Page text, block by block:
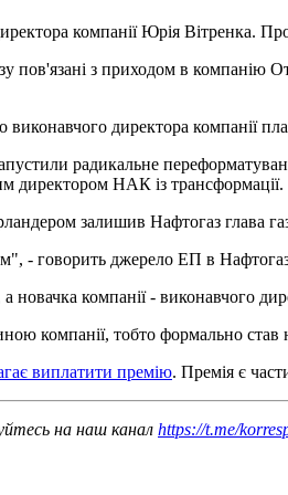
компанії Юрія Вітренка. Про
з приходом в компанію
виконавчого директора компанії
радикальне
директором НАК із трансформації.
залишив Нафтогаз глава
- говорить джерело ЕП в
компанії - виконавчого
компанії, тобто формально
виплатити премію. Премія є
на наш канал https://t.me/